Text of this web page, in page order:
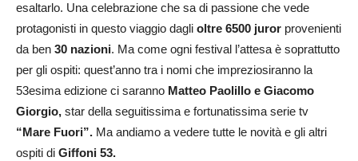
esaltarlo. Una celebrazione che sa di passione che vede
protagonisti in questo viaggio dagli oltre 6500 juror provenienti
da ben 30 nazioni. Ma come ogni festival l’attesa è soprattutto
per gli ospiti: quest’anno tra i nomi che impreziosiranno la
53esima edizione ci saranno Matteo Paolillo e Giacomo
Giorgio, star della seguitissima e fortunatissima serie tv
“Mare Fuori”. Ma andiamo a vedere tutte le novità e gli altri
ospiti di Giffoni 53.